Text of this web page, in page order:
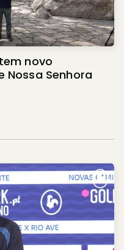
novo
Nossa Senhora